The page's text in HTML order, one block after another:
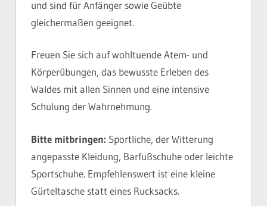
und sind für Anfänger sowie Geübte
gleichermaßen geeignet.
Freuen Sie sich auf wohltuende Atem- und
Körperübungen, das bewusste Erleben des
Waldes mit allen Sinnen und eine intensive
Schulung der Wahrnehmung.
Bitte mitbringen: Sportliche, der Witterung
angepasste Kleidung, Barfußschuhe oder leichte
Sportschuhe. Empfehlenswert ist eine kleine
Gürteltasche statt eines Rucksacks.